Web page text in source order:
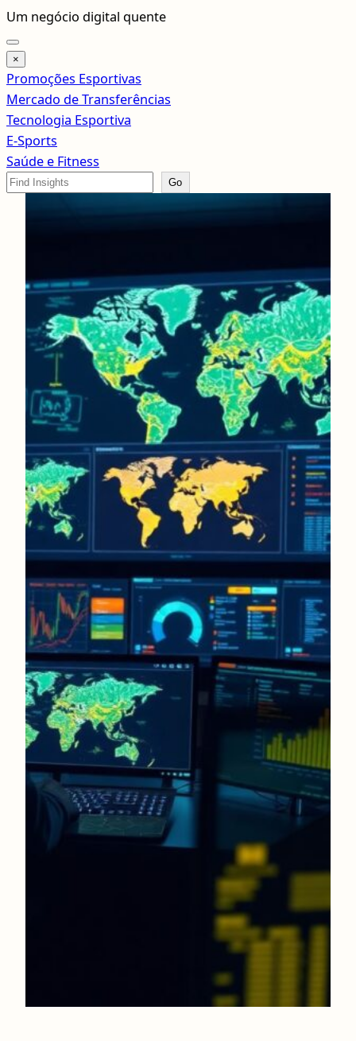
Pular
para
o
conteúdo
Um negócio digital quente
×
Promoções Esportivas
Mercado de Transferências
Tecnologia Esportiva
E-Sports
Saúde e Fitness
Search
Go